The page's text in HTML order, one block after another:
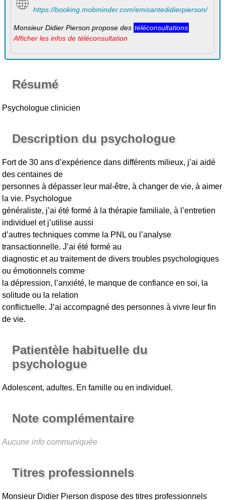
https://booking.mobminder.com/emisantedidierpierson/
Monsieur Didier Pierson propose des téléconsultations
Afficher les infos de téléconsultation
Résumé
Psychologue clinicien
Description du psychologue
Fort de 30 ans d’expérience dans différents milieux, j’ai aidé
des centaines de
personnes à dépasser leur mal-être, à changer de vie, à aimer
la vie. Psychologue
généraliste, j’ai été formé à la thérapie familiale, à l’entretien
individuel et j’utilise aussi
d’autres techniques comme la PNL ou l’analyse
transactionnelle. J’ai été formé au
diagnostic et au traitement de divers troubles psychologiques
ou émotionnels comme
la dépression, l’anxiété, le manque de confiance en soi, la
solitude ou la relation
conflictuelle. J’ai accompagné des personnes à vivre leur fin
de vie.
Patientèle habituelle du
psychologue
Adolescent, adultes. En famille ou en individuel.
Note complémentaire
Aucune info communiquée
Titres professionnels
Monsieur Didier Pierson dispose des titres professionnels